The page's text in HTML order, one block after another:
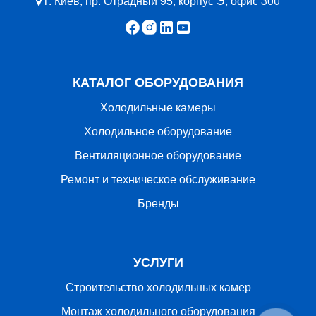
КАТАЛОГ ОБОРУДОВАНИЯ
Холодильные камеры
Холодильное оборудование
Вентиляционное оборудование
Ремонт и техническое обслуживание
Бренды
УСЛУГИ
Строительство холодильных камер
Монтаж холодильного оборудования